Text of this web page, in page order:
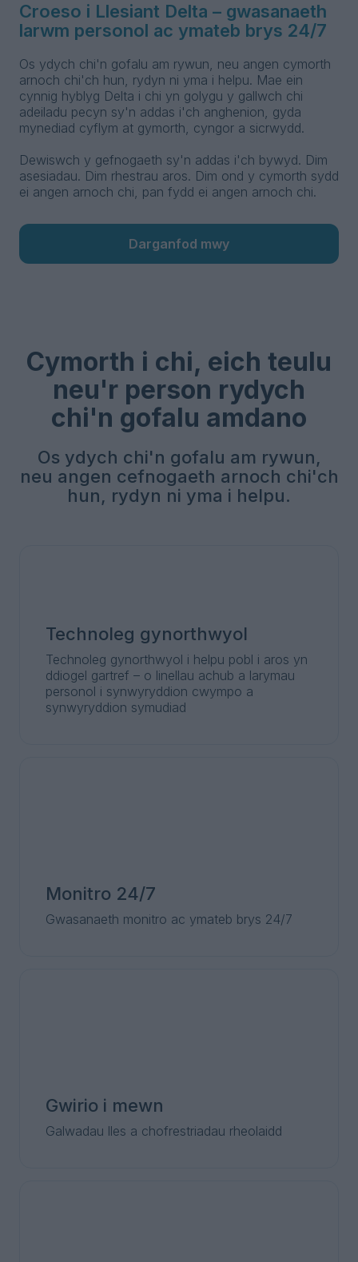
Croeso i Llesiant Delta – gwasanaeth
larwm personol ac ymateb brys 24/7
Os ydych chi'n gofalu am rywun, neu angen cymorth
arnoch chi'ch hun, rydyn ni yma i helpu. Mae ein
cynnig hyblyg Delta i chi yn golygu y gallwch chi
adeiladu pecyn sy'n addas i'ch anghenion, gyda
mynediad cyflym at gymorth, cyngor a sicrwydd.
Dewiswch y gefnogaeth sy'n addas i'ch bywyd. Dim
asesiadau. Dim rhestrau aros. Dim ond y cymorth sydd
ei angen arnoch chi, pan fydd ei angen arnoch chi.
Darganfod mwy
Cymorth i chi, eich teulu
neu'r person rydych
chi'n gofalu amdano
Os ydych chi'n gofalu am rywun,
neu angen cefnogaeth arnoch chi'ch
hun, rydyn ni yma i helpu.
Technoleg gynorthwyol
Technoleg gynorthwyol i helpu pobl i aros yn
ddiogel gartref – o linellau achub a larymau
personol i synwyryddion cwympo a
synwyryddion symudiad
Monitro 24/7
Gwasanaeth monitro ac ymateb brys 24/7
Gwirio i mewn
Galwadau lles a chofrestriadau rheolaidd